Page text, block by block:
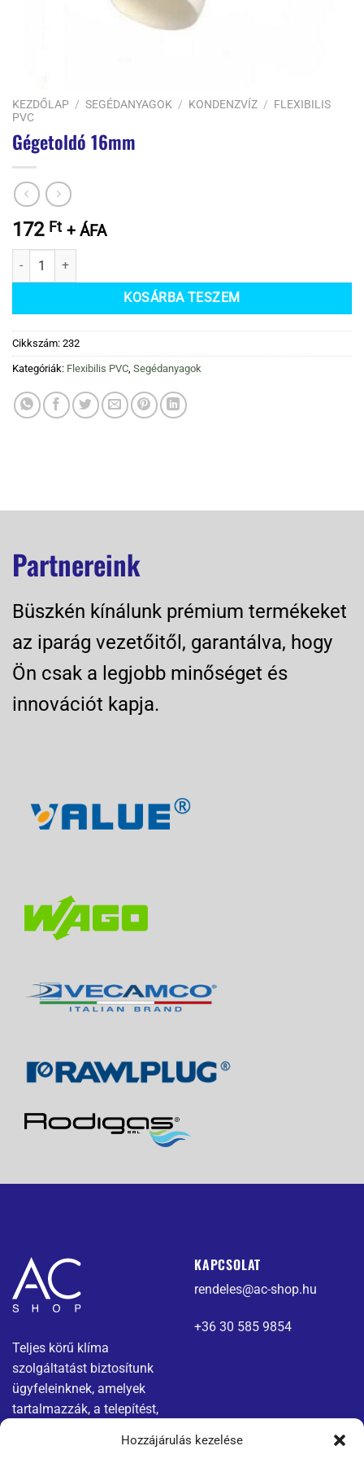
Hozzájárulás kezelése
KEZDŐLAP / SEGÉDANYAGOK / KONDENZVÍZ / FLEXIBILIS
PVC
Gégetoldó 16mm
172 Ft + ÁFA
Gégetoldó 16mm mennyiség
KOSÁRBA TESZEM
Cikkszám: 232
Kategóriák: Flexibilis PVC, Segédanyagok
Partnereink
Büszkén kínálunk prémium termékeket
az iparág vezetőitől, garantálva, hogy
Ön csak a legjobb minőséget és
innovációt kapja.
Teljes körű klíma
szolgáltatást biztosítunk
ügyfeleinknek, amelyek
tartalmazzák, a telepítést,
KAPCSOLAT
rendeles@ac-shop.hu
+36 30 585 9854